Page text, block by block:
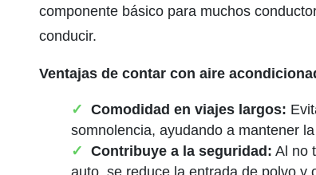
componente básico para muchos
conducir.
Ventajas de contar con aire
Comodidad en viajes largos:
somnolencia, ayudando a mantener
Contribuye a la seguridad: Al no
auto, se reduce la entrada de polvo y